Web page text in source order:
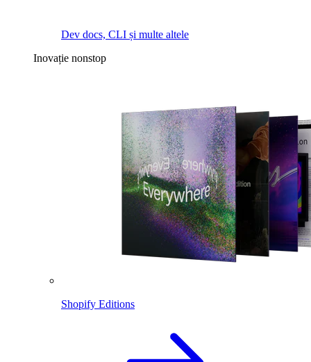
Dev docs, CLI și multe altele
Inovație nonstop
Shopify Editions